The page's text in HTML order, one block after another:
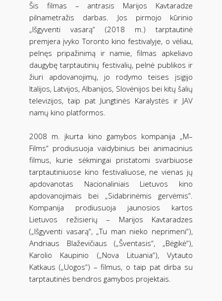
Šis filmas – antrasis Marijos Kavtaradze
pilnametražis darbas. Jos pirmojo kūrinio
„Išgyventi vasarą“ (2018 m.) tarptautinė
premjera įvyko Toronto kino festivalyje, o vėliau,
pelnęs pripažinimą ir namie, filmas apkeliavo
daugybę tarptautinių festivalių, pelnė publikos ir
žiuri apdovanojimų, jo rodymo teises įsigijo
Italijos, Latvijos, Albanijos, Slovėnijos bei kitų šalių
televizijos, taip pat Jungtinės Karalystės ir JAV
namų kino platformos.
2008 m. įkurta kino gamybos kompanija „M–
Films“ prodiusuoja vaidybinius bei animacinius
filmus, kurie sėkmingai pristatomi svarbiuose
tarptautiniuose kino festivaliuose, ne vienas jų
apdovanotas Nacionaliniais Lietuvos kino
apdovanojimais bei „Sidabrinėmis gervėmis”.
Kompanija prodiusuoja jaunosios kartos
Lietuvos režisierių – Marijos Kavtaradzes
(„Išgyventi vasarą“, „Tu man nieko neprimeni“),
Andriaus Blaževičiaus („Šventasis“, „Bėgikė“),
Karolio Kaupinio („Nova Lituania“), Vytauto
Katkaus („Uogos“) – filmus, o taip pat dirba su
tarptautinės bendros gamybos projektais.